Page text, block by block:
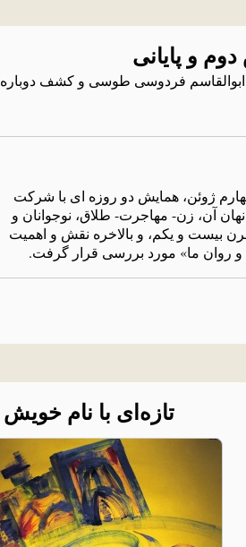
و پایانی
ابوالقاسم فردوسی طوسی و کشف دوباره
ژوئن، همايش دو روزه ای با شرکت
آن، زن- مهاجرت- طلاق، نوجوانان و
بيست و يکم، و بالاخره نقش و اهميت
و روان ما» مورد بررسی قرار گرفت.
تازه‌ای با نام خویش